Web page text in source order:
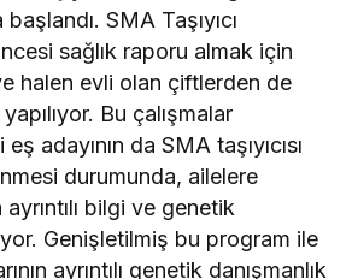
başlandı.SMA Taşıyıcı
sağlık raporu almak için
halen evli olan çiftlerden de
Bu çalışmalar
adayının da SMA taşıyıcısı
durumunda, ailelere
bilgi ve genetik
Genişletilmiş bu program ile
ayrıntılı genetik danışmanlık